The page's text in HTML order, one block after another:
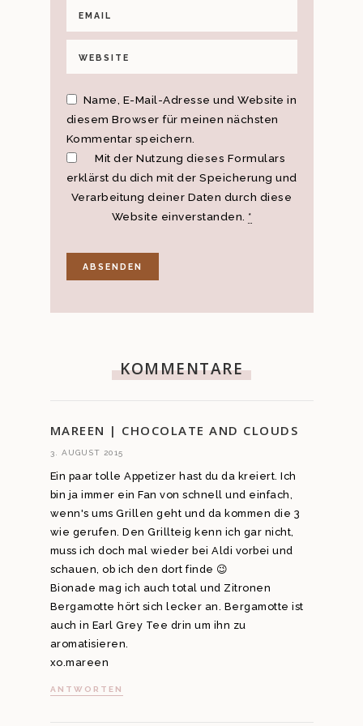
Name, E-Mail-Adresse und Website in
diesem Browser für meinen nächsten
Kommentar speichern.
Mit der Nutzung dieses Formulars
erklärst du dich mit der Speicherung und
Verarbeitung deiner Daten durch diese
Website einverstanden. *
KOMMENTARE
MAREEN | CHOCOLATE AND CLOUDS
3. AUGUST 2015
Ein paar tolle Appetizer hast du da kreiert. Ich
bin ja immer ein Fan von schnell und einfach,
wenn's ums Grillen geht und da kommen die 3
wie gerufen. Den Grillteig kenn ich gar nicht,
muss ich doch mal wieder bei Aldi vorbei und
schauen, ob ich den dort finde 😉
Bionade mag ich auch total und Zitronen
Bergamotte hört sich lecker an. Bergamotte ist
auch in Earl Grey Tee drin um ihn zu
aromatisieren.
xo.mareen
ANTWORTEN